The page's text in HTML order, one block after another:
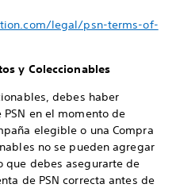
legal/psn-terms-of-
y Coleccionables
debes haber
en el momento de
elegible o una Compra
no se pueden agregar
que debes asegurarte de
de PSN correcta antes de